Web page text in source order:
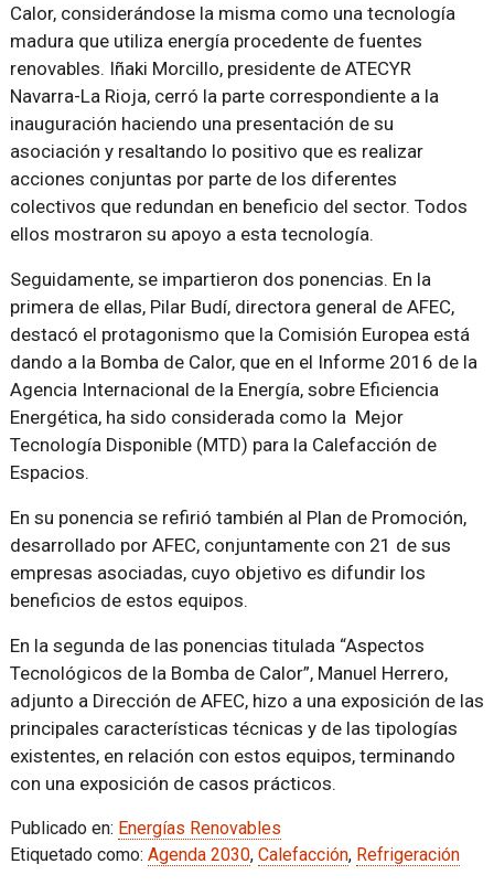
Calor, considerándose la misma como una tecnología
madura que utiliza energía procedente de fuentes
renovables. Iñaki Morcillo, presidente de ATECYR
Navarra-La Rioja, cerró la parte correspondiente a la
inauguración haciendo una presentación de su
asociación y resaltando lo positivo que es realizar
acciones conjuntas por parte de los diferentes
colectivos que redundan en beneficio del sector. Todos
ellos mostraron su apoyo a esta tecnología.
Seguidamente, se impartieron dos ponencias. En la
primera de ellas, Pilar Budí, directora general de AFEC,
destacó el protagonismo que la Comisión Europea está
dando a la Bomba de Calor, que en el Informe 2016 de la
Agencia Internacional de la Energía, sobre Eficiencia
Energética, ha sido considerada como la Mejor
Tecnología Disponible (MTD) para la Calefacción de
Espacios.
En su ponencia se refirió también al Plan de Promoción,
desarrollado por AFEC, conjuntamente con 21 de sus
empresas asociadas, cuyo objetivo es difundir los
beneficios de estos equipos.
En la segunda de las ponencias titulada “Aspectos
Tecnológicos de la Bomba de Calor”, Manuel Herrero,
adjunto a Dirección de AFEC, hizo a una exposición de las
principales características técnicas y de las tipologías
existentes, en relación con estos equipos, terminando
con una exposición de casos prácticos.
Publicado en: Energías Renovables
Etiquetado como: Agenda 2030, Calefacción, Refrigeración